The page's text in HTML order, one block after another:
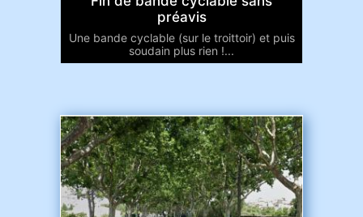
préavis
Une bande cyclable (sur le troittoir) et puis
soudain plus rien !...